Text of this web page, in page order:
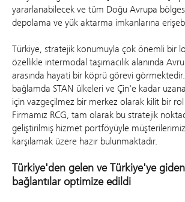
yararlanabilecek ve tüm Doğu Avrupa
depolama ve yük aktarma imkanlarına
Türkiye, stratejik konumuyla çok önemli bir
özellikle intermodal taşımacılık alanında
arasında hayati bir köprü görevi
bağlamda STAN ülkeleri ve Çin'e kadar
için vazgeçilmez bir merkez olarak kilit bir
Firmamız RCG, tam olarak bu stratejik
geliştirilmiş hizmet portföyüyle
karşılamak üzere hazır bulunmaktadır.
Türkiye'den gelen ve Türkiye'ye
bağlantılar optimize edildi